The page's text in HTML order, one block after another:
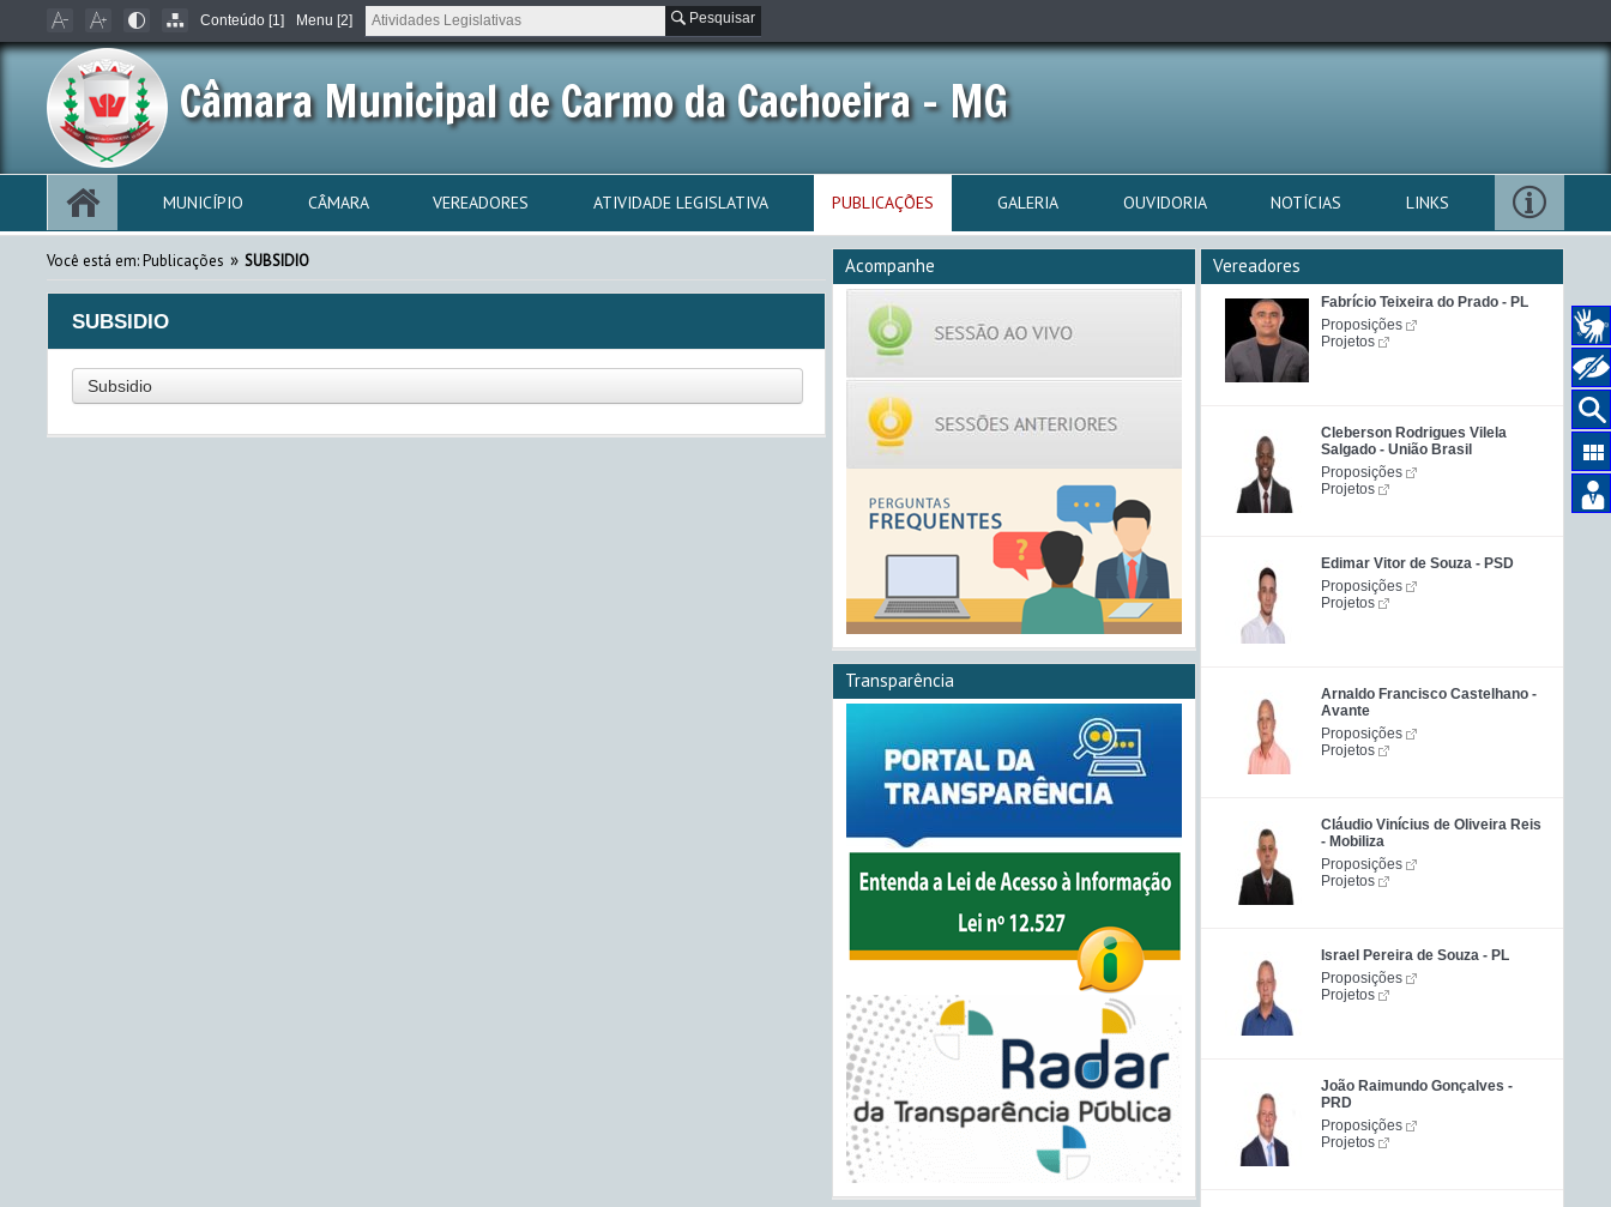
Conteúdo [1] Menu [2] Pesquisar
Câmara Municipal de Carmo da Cachoeira - MG
MUNICÍPIO CÂMARA VEREADORES ATIVIDADE LEGISLATIVA PUBLICAÇÕES GALERIA OUVIDORIA NOTÍCIAS LINKS
Você está em:Publicações » SUBSIDIO
SUBSIDIO
Subsidio
Vereadores
Fabrício Teixeira do Prado - PL
Proposições
Projetos
Cleberson Rodrigues Vilela
Salgado - União Brasil
Proposições
Projetos
Edimar Vitor de Souza - PSD
Proposições
Projetos
Arnaldo Francisco Castelhano -
Avante
Proposições
Projetos
Cláudio Vinícius de Oliveira Reis
- Mobiliza
Proposições
Projetos
Israel Pereira de Souza - PL
Proposições
Projetos
João Raimundo Gonçalves -
PRD
Proposições
Projetos
Acompanhe
Transparência